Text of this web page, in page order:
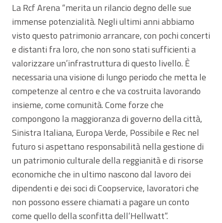
La Rcf Arena “merita un rilancio degno delle sue
immense potenzialità. Negli ultimi anni abbiamo
visto questo patrimonio arrancare, con pochi concerti
e distanti fra loro, che non sono stati sufficienti a
valorizzare un’infrastruttura di questo livello. È
necessaria una visione di lungo periodo che metta le
competenze al centro e che va costruita lavorando
insieme, come comunità. Come forze che
compongono la maggioranza di governo della città,
Sinistra Italiana, Europa Verde, Possibile e Rec nel
futuro si aspettano responsabilità nella gestione di
un patrimonio culturale della reggianità e di risorse
economiche che in ultimo nascono dal lavoro dei
dipendenti e dei soci di Coopservice, lavoratori che
non possono essere chiamati a pagare un conto
come quello della sconfitta dell’Hellwatt”.